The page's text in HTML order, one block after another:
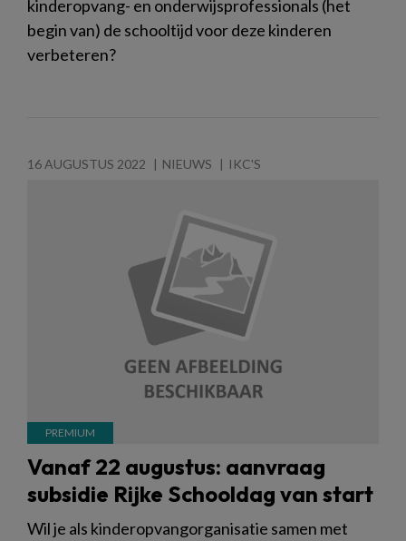
kinderopvang- en onderwijsprofessionals (het
begin van) de schooltijd voor deze kinderen
verbeteren?
16 AUGUSTUS 2022 NIEUWS IKC'S
Vanaf 22 augustus: aanvraag
subsidie Rijke Schooldag van start
Wil je als kinderopvangorganisatie samen met